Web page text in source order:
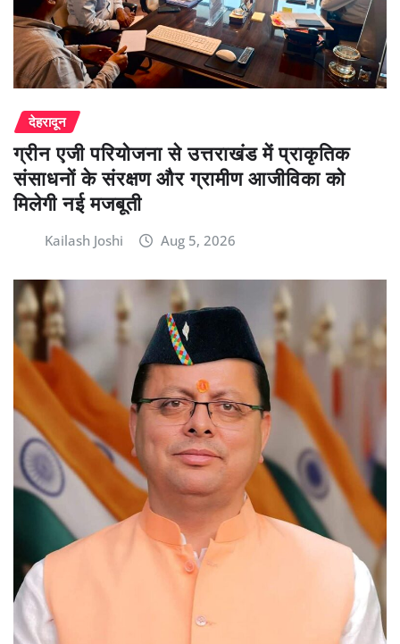
देहरादून
ग्रीन एजी परियोजना से उत्तराखंड में प्राकृतिक
संसाधनों के संरक्षण और ग्रामीण आजीविका को
मिलेगी नई मजबूती
Kailash Joshi Aug 5, 2026